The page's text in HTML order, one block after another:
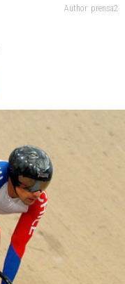
Author: prensa2